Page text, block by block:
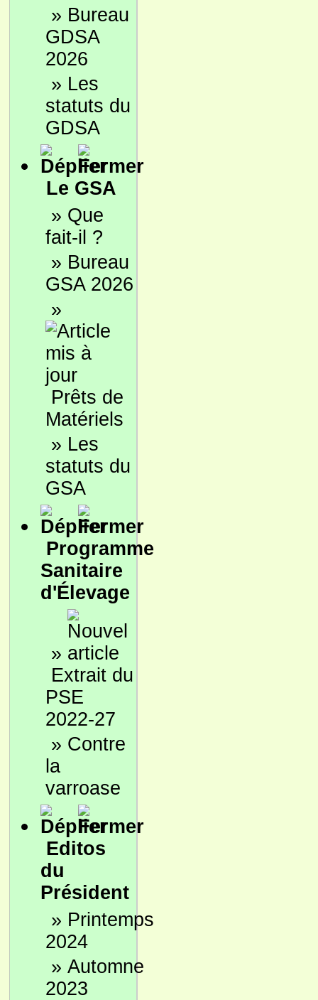
» Bureau
GDSA
2026
» Les
statuts du
GDSA
Le GSA
» Que
fait-il ?
» Bureau
GSA 2026
»
Prêts de
Matériels
» Les
statuts du
GSA
Programme
Sanitaire
d'Élevage
»
Extrait du
PSE
2022-27
» Contre
la
varroase
Editos
du
Président
» Printemps
2024
» Automne
2023